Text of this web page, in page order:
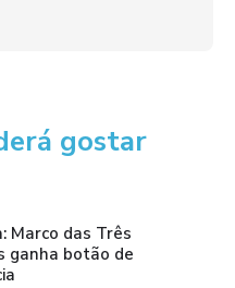
gostar
Marco das Três
ganha botão de